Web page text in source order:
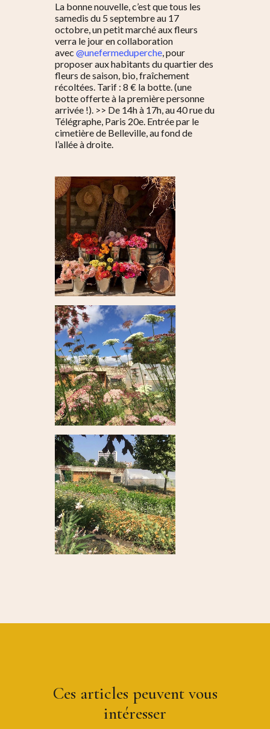
La bonne nouvelle, c’est que tous les
samedis du 5 septembre au 17
octobre, un petit marché aux fleurs
verra le jour en collaboration
avec @unefermeduperche, pour
proposer aux habitants du quartier des
fleurs de saison, bio, fraîchement
récoltées. Tarif : 8 € la botte. (une
botte offerte à la première personne
arrivée !). >> De 14h à 17h, au 40 rue du
Télégraphe, Paris 20e. Entrée par le
cimetière de Belleville, au fond de
l’allée à droite.
Ces articles peuvent vous
intéresser